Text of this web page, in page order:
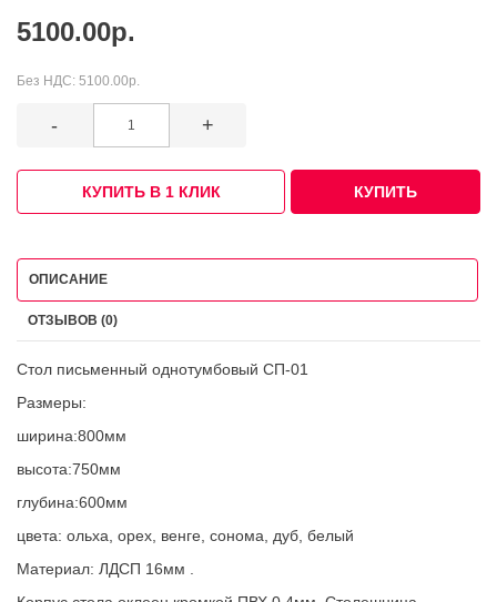
5100.00р.
Без НДС: 5100.00р.
- +
КУПИТЬ В 1 КЛИК КУПИТЬ
ОПИСАНИЕ
ОТЗЫВОВ (0)
Стол письменный однотумбовый СП-01
Размеры:
ширина:800мм
высота:750мм
глубина:600мм
цвета: ольха, орех, венге, сонома, дуб, белый
Материал: ЛДСП 16мм .